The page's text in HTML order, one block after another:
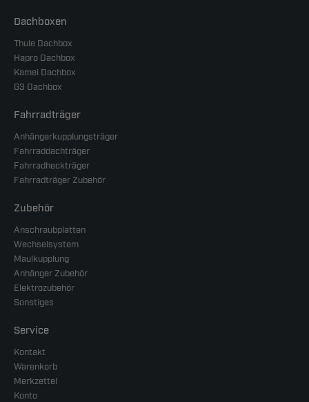
Dachboxen
Thule Dachbox
Hapro Dachbox
Kamei Dachbox
G3 Dachbox
Fahrradträger
Anhängerkupplungsträger
Fahrraddachträger
Fahrradheckträger
Fahrradträger Zubehör
Zubehör
Anschraubplatten
Wechselsystem
Maulkupplung
Anhänger Zubehör
Elektrozubehör
Sonstiges
Service
Kontakt
Warenkorb
Merkzettel
Konto